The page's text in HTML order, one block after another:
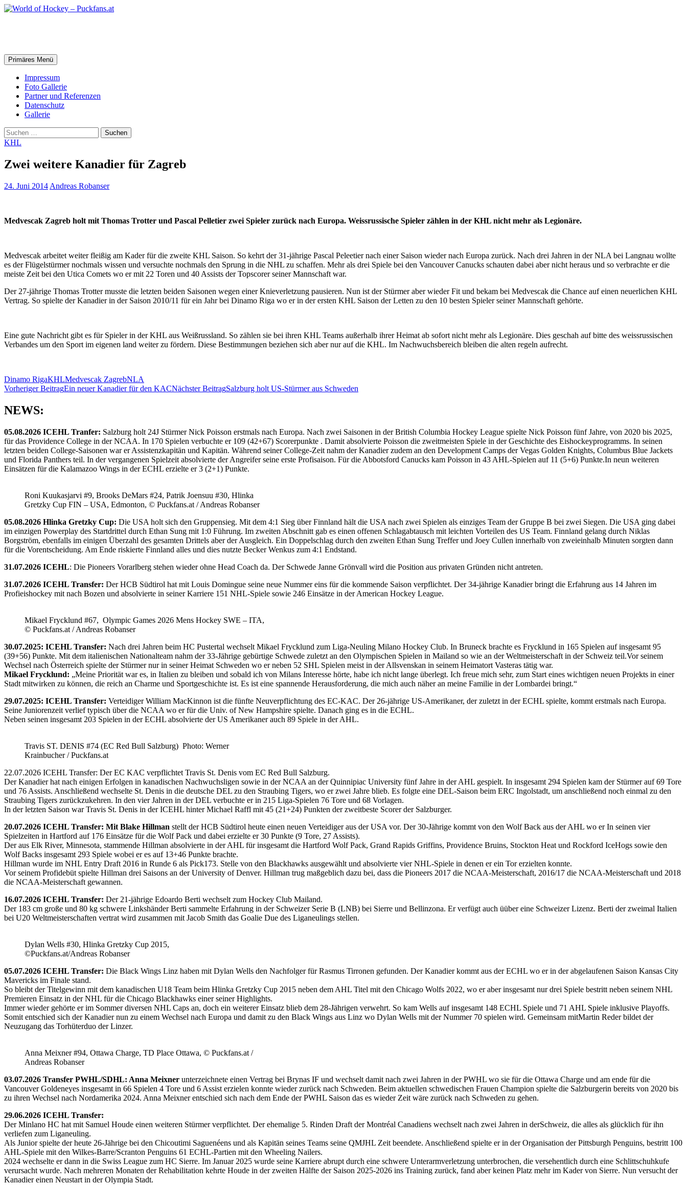
Zum
Suchen
Primäres Menü
Impressum
Foto Gallerie
Partner und Referenzen
Datenschutz
Gallerie
Suchen
nach:
KHL
Zwei weitere Kanadier für Zagreb
24. Juni 2014 Andreas Robanser
Medvescak Zagreb holt mit Thomas Trotter und Pascal Pelletier zwei Spieler zurück nach Europa. Weissrussische Spieler zählen in der KHL nicht mehr als Legionäre.
Medvescak arbeitet weiter fleißig am Kader für die zweite KHL Saison. So kehrt der 31-jährige Pascal Peleetier nach einer Saison wieder nach Europa zurück. Nach drei Jahren in der NLA bei Langnau wollte
es der Flügelstürmer nochmals wissen und versuchte nochmals den Sprung in die NHL zu schaffen. Mehr als drei Spiele bei den Vancouver Canucks schauten dabei aber nicht heraus und so verbrachte er die
meiste Zeit bei den Utica Comets wo er mit 22 Toren und 40 Assists der Topscorer seiner Mannschaft war.
Der 27-jährige Thomas Trotter musste die letzten beiden Saisonen wegen einer Knieverletzung pausieren. Nun ist der Stürmer aber wieder Fit und bekam bei Medvescak die Chance auf einen neuerlichen KHL
Vertrag. So spielte der Kanadier in der Saison 2010/11 für ein Jahr bei Dinamo Riga wo er in der ersten KHL Saison der Letten zu den 10 besten Spieler seiner Mannschaft gehörte.
Eine gute Nachricht gibt es für Spieler in der KHL aus Weißrussland. So zählen sie bei ihren KHL Teams außerhalb ihrer Heimat ab sofort nicht mehr als Legionäre. Dies geschah auf bitte des weissrussischen
Verbandes um den Sport im eigenen land weiter zu fördern. Diese Bestimmungen beziehen sich aber nur auf die KHL. Im Nachwuchsbereich bleiben die alten regeln aufrecht.
Dinamo RigaKHLMedvescak ZagrebNLA
Beitragsnavigation
Vorheriger BeitragEin neuer Kanadier für den KACNächster BeitragSalzburg holt US-Stürmer aus Schweden
NEWS:
05.08.2026 ICEHL Tranfer: Salzburg holt 24J Stürmer Nick Poisson erstmals nach Europa. Nach zwei Saisonen in der British Columbia Hockey League spielte Nick Poisson fünf Jahre, von 2020 bis 2025,
für das Providence College in der NCAA. In 170 Spielen verbuchte er 109 (42+67) Scorerpunkte . Damit absolvierte Poisson die zweitmeisten Spiele in der Geschichte des Eishockeyprogramms. In seinen
letzten beiden College-Saisonen war er Assistenzkapitän und Kapitän. Während seiner College-Zeit nahm der Kanadier zudem an den Development Camps der Vegas Golden Knights, Columbus Blue Jackets
und Florida Panthers teil. In der vergangenen Spielzeit absolvierte der Angreifer seine erste Profisaison. Für die Abbotsford Canucks kam Poisson in 43 AHL-Spielen auf 11 (5+6) Punkte.In neun weiteren
Einsätzen für die Kalamazoo Wings in der ECHL erzielte er 3 (2+1) Punkte.
Roni Kuukasjarvi #9, Brooks DeMars #24, Patrik Joensuu #30, Hlinka
Gretzky Cup FIN – USA, Edmonton, © Puckfans.at / Andreas Robanser
05.08.2026 Hlinka Gretzky Cup: Die USA holt sich den Gruppensieg. Mit dem 4:1 Sieg über Finnland hält die USA nach zwei Spielen als einziges Team der Gruppe B bei zwei Siegen. Die USA ging dabei
im einzigen Powerplay des Startdrittel durch Ethan Sung mit 1:0 Führung. Im zweiten Abschnitt gab es einen offenen Schlagabtausch mit leichten Vorteilen des US Team. Finnland gelang durch Niklas
Borgström, ebenfalls im einigen Überzahl des gesamten Drittels aber der Ausgleich. Ein Doppelschlag durch den zweiten Ethan Sung Treffer und Joey Cullen innerhalb von zweieinhalb Minuten sorgten dann
für die Vorentscheidung. Am Ende riskierte Finnland alles und dies nutzte Becker Wenkus zum 4:1 Endstand.
31.07.2026 ICEHL: Die Pioneers Vorarlberg stehen wieder ohne Head Coach da. Der Schwede Janne Grönvall wird die Position aus privaten Gründen nicht antreten.
31.07.2026 ICEHL Transfer: Der HCB Südtirol hat mit Louis Domingue seine neue Nummer eins für die kommende Saison verpflichtet. Der 34-jährige Kanadier bringt die Erfahrung aus 14 Jahren im
Profieishockey mit nach Bozen und absolvierte in seiner Karriere 151 NHL-Spiele sowie 246 Einsätze in der American Hockey League.
Mikael Frycklund #67, Olympic Games 2026 Mens Hockey SWE – ITA,
© Puckfans.at / Andreas Robanser
30.07.2025: ICEHL Transfer: Nach drei Jahren beim HC Pustertal wechselt Mikael Frycklund zum Liga-Neuling Milano Hockey Club. In Bruneck brachte es Frycklund in 165 Spielen auf insgesamt 95
(39+56) Punkte. Mit dem italienischen Nationalteam nahm der 33-Jährige gebürtige Schwede zuletzt an den Olympischen Spielen in Mailand so wie an der Weltmeisterschaft in der Schweiz teil.Vor seinem
Wechsel nach Österreich spielte der Stürmer nur in seiner Heimat Schweden wo er neben 52 SHL Spielen meist in der Allsvenskan in seinem Heimatort Vasteras tätig war.
Mikael Frycklund: „Meine Priorität war es, in Italien zu bleiben und sobald ich von Milans Interesse hörte, habe ich nicht lange überlegt. Ich freue mich sehr, zum Start eines wichtigen neuen Projekts in einer
Stadt mitwirken zu können, die reich an Charme und Sportgeschichte ist. Es ist eine spannende Herausforderung, die mich auch näher an meine Familie in der Lombardei bringt.“
29.07.2025: ICEHL Transfer: Verteidiger William MacKinnon ist die fünfte Neuverpflichtung des EC-KAC. Der 26-jährige US-Amerikaner, der zuletzt in der ECHL spielte, kommt erstmals nach Europa.
Seine Juniorenzeit verlief typisch über die NCAA wo er für die Univ. of New Hampshire spielte. Danach ging es in die ECHL.
Neben seinen insgesamt 203 Spielen in der ECHL absolvierte der US Amerikaner auch 89 Spiele in der AHL.
Travis ST. DENIS #74 (EC Red Bull Salzburg) Photo: Werner
Krainbucher / Puckfans.at
22.07.2026 ICEHL Transfer: Der EC KAC verpflichtet Travis St. Denis vom EC Red Bull Salzburg.
Der Kanadier hat nach einigen Erfolgen in kanadischen Nachwuchsligen sowie in der NCAA an der Quinnipiac University fünf Jahre in der AHL gespielt. In insgesamt 294 Spielen kam der Stürmer auf 69 Tore
und 76 Assists. Anschließend wechselte St. Denis in die deutsche DEL zu den Straubing Tigers, wo er zwei Jahre blieb. Es folgte eine DEL-Saison beim ERC Ingolstadt, um anschließend noch einmal zu den
Straubing Tigers zurückzukehren. In den vier Jahren in der DEL verbuchte er in 215 Liga-Spielen 76 Tore und 68 Vorlagen.
In der letzten Saison war Travis St. Denis in der ICEHL hinter Michael Raffl mit 45 (21+24) Punkten der zweitbeste Scorer der Salzburger.
20.07.2026 ICEHL Transfer: Mit Blake Hillman stellt der HCB Südtirol heute einen neuen Verteidiger aus der USA vor. Der 30-Jährige kommt von den Wolf Back aus der AHL wo er In seinen vier
Spielzeiten in Hartford auf 176 Einsätze für die Wolf Pack und dabei erzielte er 30 Punkte (9 Tore, 27 Assists).
Der aus Elk River, Minnesota, stammende Hillman absolvierte in der AHL für insgesamt die Hartford Wolf Pack, Grand Rapids Griffins, Providence Bruins, Stockton Heat und Rockford IceHogs sowie den
Wolf Backs insgesamt 293 Spiele wobei er es auf 13+46 Punkte brachte.
Hillman wurde im NHL Entry Draft 2016 in Runde 6 als Pick173. Stelle von den Blackhawks ausgewählt und absolvierte vier NHL-Spiele in denen er ein Tor erzielten konnte.
Vor seinem Profidebüt spielte Hillman drei Saisons an der University of Denver. Hillman trug maßgeblich dazu bei, dass die Pioneers 2017 die NCAA-Meisterschaft, 2016/17 die NCAA-Meisterschaft und 2018
die NCAA-Meisterschaft gewannen.
16.07.2026 ICEHL Transfer: Der 21-jährige Edoardo Berti wechselt zum Hockey Club Mailand.
Der 183 cm große und 80 kg schwere Linkshänder Berti sammelte Erfahrung in der Schweizer Serie B (LNB) bei Sierre und Bellinzona. Er verfügt auch üüber eine Schweizer Lizenz. Berti der zweimal Italien
bei U20 Weltmeisterschaften vertrat wird zusammen mit Jacob Smith das Goalie Due des Liganeulings stellen.
Dylan Wells #30, Hlinka Gretzky Cup 2015,
©Puckfans.at/Andreas Robanser
05.07.2026 ICEHL Transfer: Die Black Wings Linz haben mit Dylan Wells den Nachfolger für Rasmus Tirronen gefunden. Der Kanadier kommt aus der ECHL wo er in der abgelaufenen Saison Kansas City
Mavericks im Finale stand.
So bleibt der Titelgewinn mit dem kanadischen U18 Team beim Hlinka Gretzky Cup 2015 neben dem AHL Titel mit den Chicago Wolfs 2022, wo er aber insgesamt nur drei Spiele bestritt neben seinem NHL
Premieren Einsatz in der NHL für die Chicago Blackhawks einer seiner Highlights.
Immer wieder gehörte er im Sommer diversen NHL Caps an, doch ein weiterer Einsatz blieb dem 28-Jährigen verwehrt. So kam Wells auf insgesamt 148 ECHL Spiele und 71 AHL Spiele inklusive Playoffs.
Somit entschied sich der Kanadier nun zu einem Wechsel nach Europa und damit zu den Black Wings aus Linz wo Dylan Wells mit der Nummer 70 spielen wird. Gemeinsam mitMartin Reder bildet der
Neuzugang das Torhüterduo der Linzer.
Anna Meixner #94, Ottawa Charge, TD Place Ottawa, © Puckfans.at /
Andreas Robanser
03.07.2026 Transfer PWHL/SDHL: Anna Meixner unterzeichnete einen Vertrag bei Brynas IF und wechselt damit nach zwei Jahren in der PWHL wo sie für die Ottawa Charge und am ende für die
Vancouver Goldeneyes insgesamt in 66 Spielen 4 Tore und 6 Assist erzielen konnte wieder zurück nach Schweden. Beim aktuellen schwedischen Frauen Champion spielte die Salzburgerin bereits von 2020 bis
zu ihren Wechsel nach Nordamerika 2024. Anna Meixner entschied sich nach dem Ende der PWHL Saison das es wieder Zeit wäre zurück nach Schweden zu gehen.
29.06.2026 ICEHL Transfer:
Der Minlano HC hat mit Samuel Houde einen weiteren Stürmer verpflichtet. Der ehemalige 5. Rinden Draft der Montréal Canadiens wechselt nach zwei Jahren in derSchweiz, die alles als glücklich für ihn
verliefen zum Liganeuling.
Als Junior spielte der heute 26-Jährige bei den Chicoutimi Saguenéens und als Kapitän seines Teams seine QMJHL Zeit beendete. Anschließend spielte er in der Organisation der Pittsburgh Penguins, bestritt 100
AHL-Spiele mit den Wilkes-Barre/Scranton Penguins 61 ECHL-Partien mit den Wheeling Nailers.
2024 wechselte er dann in die Swiss League zum HC Sierre. Im Januar 2025 wurde seine Karriere abrupt durch eine schwere Unterarmverletzung unterbrochen, die versehentlich durch eine Schlittschuhkufe
verursacht wurde. Nach mehreren Monaten der Rehabilitation kehrte Houde in der zweiten Hälfte der Saison 2025-2026 ins Training zurück, fand aber keinen Platz mehr im Kader von Sierre. Nun versucht der
Kanadier einen Neustart in der Olympia Stadt.